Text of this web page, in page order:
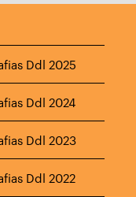
Ddl 2025
Ddl 2024
Ddl 2023
Ddl 2022